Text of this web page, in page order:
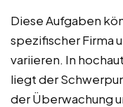
Diese Aufgaben
spezifischer Firma
variieren. In
liegt der
der Überwachung